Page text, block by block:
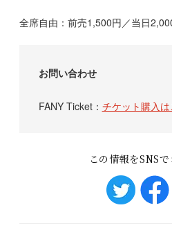
全席自由：前売1,500円／当日
お問い合わせ
FANY Ticket： チケット購入は
この情報をSNS